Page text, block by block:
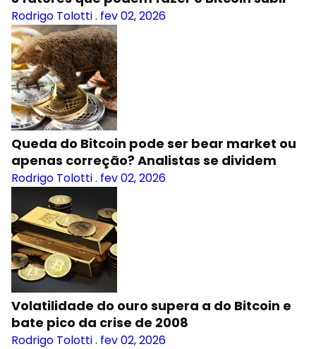
Rodrigo Tolotti. fev 02, 2026
Queda do Bitcoin pode ser bear market ou
apenas correção? Analistas se dividem
Rodrigo Tolotti. fev 02, 2026
Volatilidade do ouro supera a do Bitcoin e
bate pico da crise de 2008
Rodrigo Tolotti. fev 02, 2026